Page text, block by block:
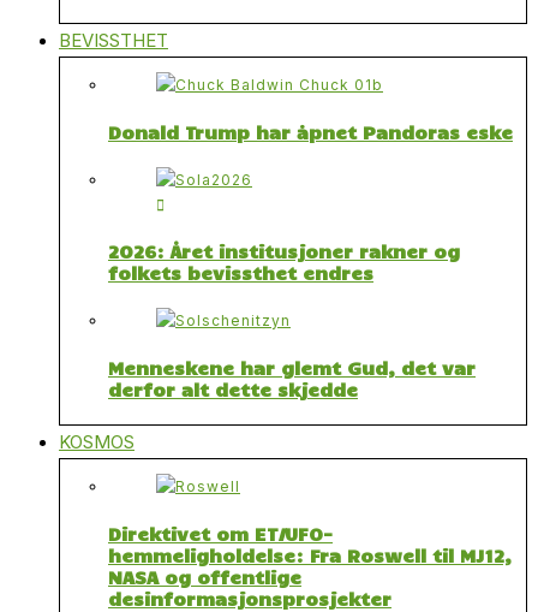
BEVISSTHET
Donald Trump har åpnet Pandoras eske
2026: Året institusjoner rakner og
folkets bevissthet endres
Menneskene har glemt Gud, det var
derfor alt dette skjedde
KOSMOS
Direktivet om ET/UFO-
hemmeligholdelse: Fra Roswell til MJ12,
NASA og offentlige
desinformasjonsprosjekter